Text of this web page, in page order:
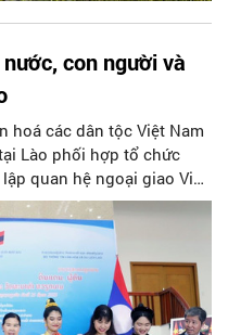
con người và
hoá các dân tộc Việt Nam
Lào phối hợp tổ chức
quan hệ ngoại giao Việt
Ngày ký Hiệp ước Hữu
7/1977-18/7/2023).